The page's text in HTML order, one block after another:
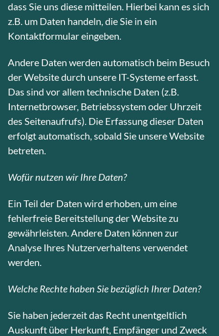
dass Sie uns diese mitteilen. Hierbei kann es sich
z.B. um Daten handeln, die Sie in ein
Kontaktformular eingeben.
Andere Daten werden automatisch beim Besuch
der Website durch unsere IT-Systeme erfasst.
Das sind vor allem technische Daten (z.B.
Internetbrowser, Betriebssystem oder Uhrzeit
des Seitenaufrufs). Die Erfassung dieser Daten
erfolgt automatisch, sobald Sie unsere Website
betreten.
Wofür nutzen wir Ihre Daten?
Ein Teil der Daten wird erhoben, um eine
fehlerfreie Bereitstellung der Website zu
gewährleisten. Andere Daten können zur
Analyse Ihres Nutzerverhaltens verwendet
werden.
Welche Rechte haben Sie bezüglich Ihrer Daten?
Sie haben jederzeit das Recht unentgeltlich
Auskunft über Herkunft, Empfänger und Zweck